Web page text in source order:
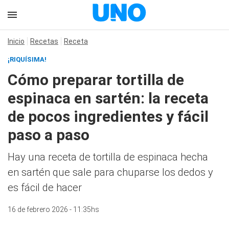
Inicio Recetas Receta
¡RIQUÍSIMA!
Cómo preparar tortilla de
espinaca en sartén: la receta
de pocos ingredientes y fácil
paso a paso
Hay una receta de tortilla de espinaca hecha
en sartén que sale para chuparse los dedos y
es fácil de hacer
16 de febrero 2026 - 11:35hs